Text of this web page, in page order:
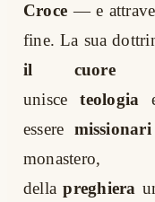
Croce — e
fine. La sua
il cuore
unisce
teologia
essere missionari
della preghiera